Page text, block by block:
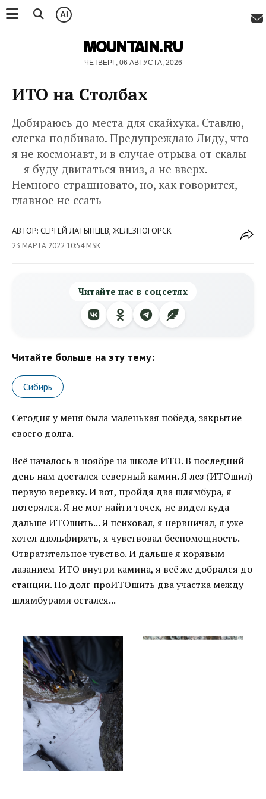
AI
MOUNTAIN.RU
ЧЕТВЕРГ, 06 АВГУСТА, 2026
ИТО на Столбах
Добираюсь до места для скайхука. Ставлю,
слегка подбиваю. Предупреждаю Лиду, что
я не космонавт, и в случае отрыва от скалы
— я буду двигаться вниз, а не вверх.
Немного страшновато, но, как говорится,
главное не ссать
АВТОР: СЕРГЕЙ ЛАТЫНЦЕВ, ЖЕЛЕЗНОГОРСК
23 МАРТА 2022 10:54 MSK
Читайте нас в соцсетях
Читайте больше на эту тему:
Сибирь
Сегодня у меня была маленькая победа, закрытие
своего долга.
Всё началось в ноябре на школе ИТО. В последний
день нам достался северный камин. Я лез (ИТОшил)
первую веревку. И вот, пройдя два шлямбура, я
потерялся. Я не мог найти точек, не видел куда
дальше ИТОшить... Я психовал, я нервничал, я уже
хотел дюльфирять, я чувствовал беспомощность.
Отвратительное чувство. И дальше я корявым
лазанием-ИТО внутри камина, я всё же добрался до
станции. Но долг проИТОшить два участка между
шлямбурами остался...